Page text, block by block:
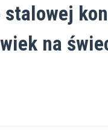
stalowej
na